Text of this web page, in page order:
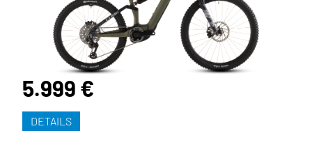
5.999 €
DETAILS